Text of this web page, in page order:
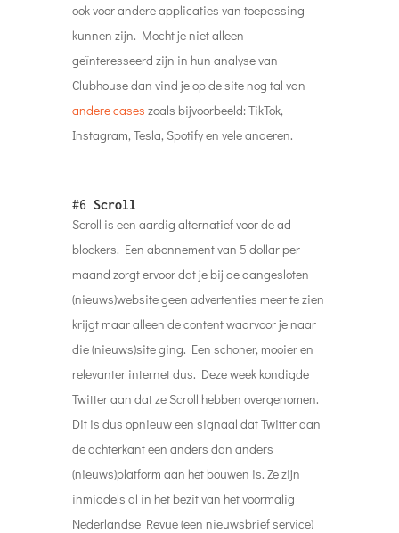
ook voor andere applicaties van toepassing
kunnen zijn. Mocht je niet alleen
geïnteresseerd zijn in hun analyse van
Clubhouse dan vind je op de site nog tal van
andere cases zoals bijvoorbeeld: TikTok,
Instagram, Tesla, Spotify en vele anderen.
#6 Scroll
Scroll is een aardig alternatief voor de ad-
blockers. Een abonnement van 5 dollar per
maand zorgt ervoor dat je bij de aangesloten
(nieuws)website geen advertenties meer te zien
krijgt maar alleen de content waarvoor je naar
die (nieuws)site ging. Een schoner, mooier en
relevanter internet dus. Deze week kondigde
Twitter aan dat ze Scroll hebben overgenomen.
Dit is dus opnieuw een signaal dat Twitter aan
de achterkant een anders dan anders
(nieuws)platform aan het bouwen is. Ze zijn
inmiddels al in het bezit van het voormalig
Nederlandse Revue (een nieuwsbrief service)